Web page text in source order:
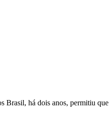
há dois anos, permitiu